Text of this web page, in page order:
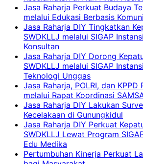
Jasa Raharja Perkuat Budaya
melalui Edukasi Berbasis
Jasa Raharja DIY Tingkatkan
SWDKLLJ melalui SIGAP
Konsultan
Jasa Raharja DIY Dorong
SWDKLLJ melalui SIGAP
Teknologi Unggas
Jasa Raharja, POLRI, dan KPPD
melalui Rapat Koordinasi
Jasa Raharja DIY Lakukan
Kecelakaan di Gunungkidul
Jasa Raharja DIY Perkuat
SWDKLLJ Lewat Program
Edu Medika
Pertumbuhan Kinerja Perkuat